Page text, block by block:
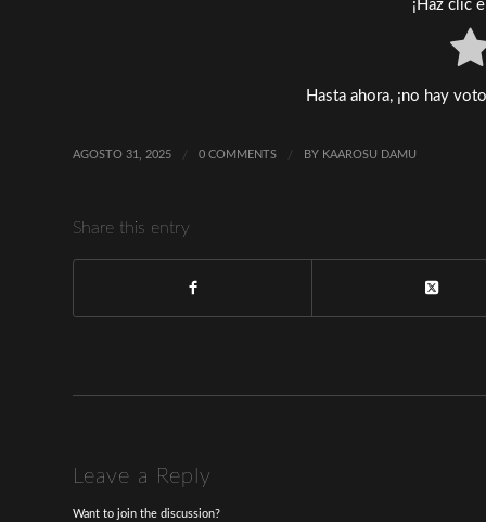
¡Haz clic
Hasta ahora, ¡no hay
AGOSTO 31, 2025 / 0 COMMENTS / BY KAAROSU DAMU
Share this entry
Leave a Reply
Want to join the discussion?